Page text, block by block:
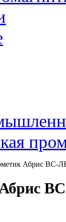
Абрис ВС-
Абрис